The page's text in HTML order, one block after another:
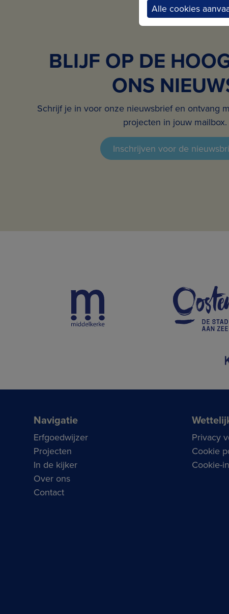
BLIJF OP DE
ONS
Schrijf je in voor onze nieuwsbrief en ontvang
projecten in jouw mailbox.
Inschrijven voor de
Navigatie
Erfgoedwijzer
Projecten
In de kijker
Over ons
Contact
Privacy
Cookie
Cookie-
Alle cookies